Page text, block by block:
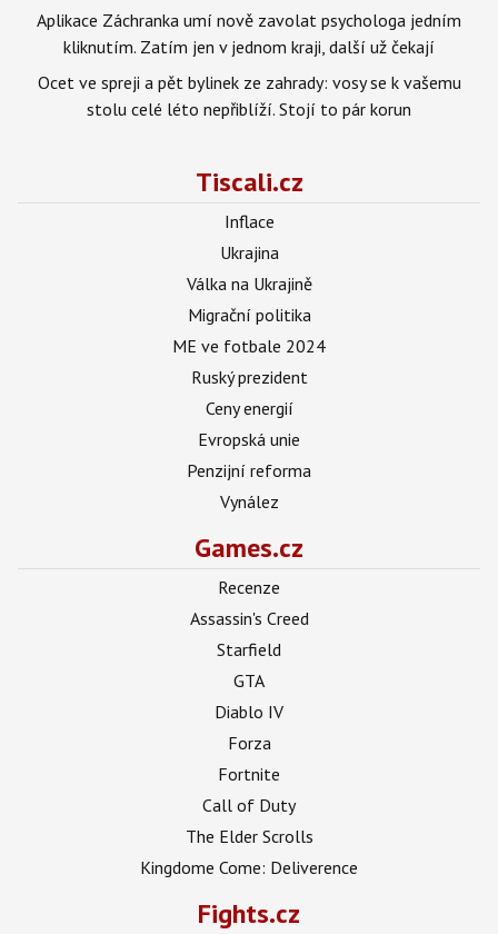
Aplikace Záchranka umí nově zavolat psychologa jedním
kliknutím. Zatím jen v jednom kraji, další už čekají
Ocet ve spreji a pět bylinek ze zahrady: vosy se k vašemu
stolu celé léto nepřiblíží. Stojí to pár korun
Tiscali.cz
Inflace
Ukrajina
Válka na Ukrajině
Migrační politika
ME ve fotbale 2024
Ruský prezident
Ceny energií
Evropská unie
Penzijní reforma
Vynález
Games.cz
Recenze
Assassin's Creed
Starfield
GTA
Diablo IV
Forza
Fortnite
Call of Duty
The Elder Scrolls
Kingdome Come: Deliverence
Fights.cz